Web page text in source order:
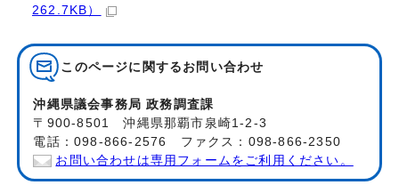
262.7KB）
このページに関する お問い合わせ
沖縄県議会事務局 政務調査課
〒900-8501 沖縄県那覇市泉崎1-2-3
電話：098-866-2576 ファクス：098-866-2350
お問い合わせは専用フォームをご利用ください。